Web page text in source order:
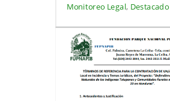
Monitoreo Legal, Destacado